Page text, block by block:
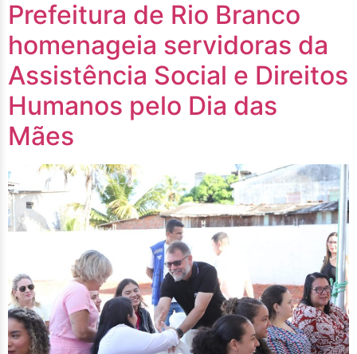
Prefeitura de Rio Branco
homenageia servidoras da
Assistência Social e Direitos
Humanos pelo Dia das
Mães